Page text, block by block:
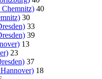
40
30
33
39
13
23
37
18